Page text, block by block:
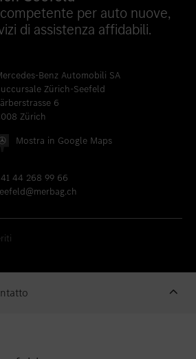
per auto nuove,
di assistenza affidabili.
Benz Automobili SA
Zürich-Seefeld
6
Zürich
Mostra in Google Maps
44 268 99 66